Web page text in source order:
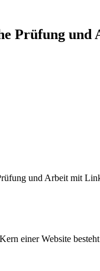
Prüfung
und Arbeit mit
einer Website